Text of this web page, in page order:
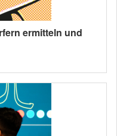
ermitteln und